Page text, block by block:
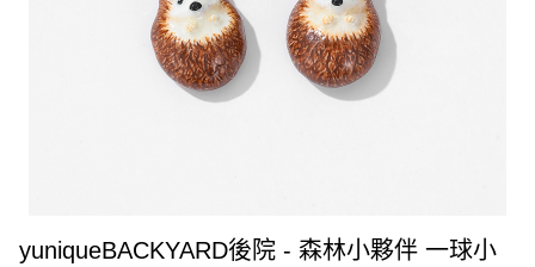
yuniqueBACKYARD後院 - 森林小夥伴 一球小